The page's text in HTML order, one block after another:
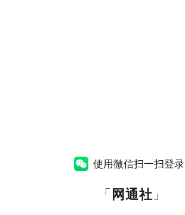
使用微信扫一扫登录
「 网通社 」